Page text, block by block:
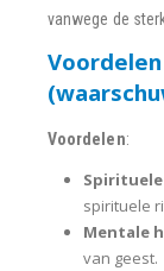
vanwege de
Voordelen:
spirituele
Mentale
van geest.